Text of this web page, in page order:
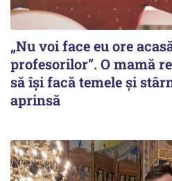
„Nu voi face eu ore
profesorilor”. O mamă
să își facă temele și
aprinsă